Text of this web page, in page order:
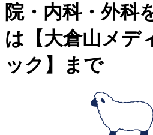
院・内科・外科
は【大倉山メデ
ック】まで